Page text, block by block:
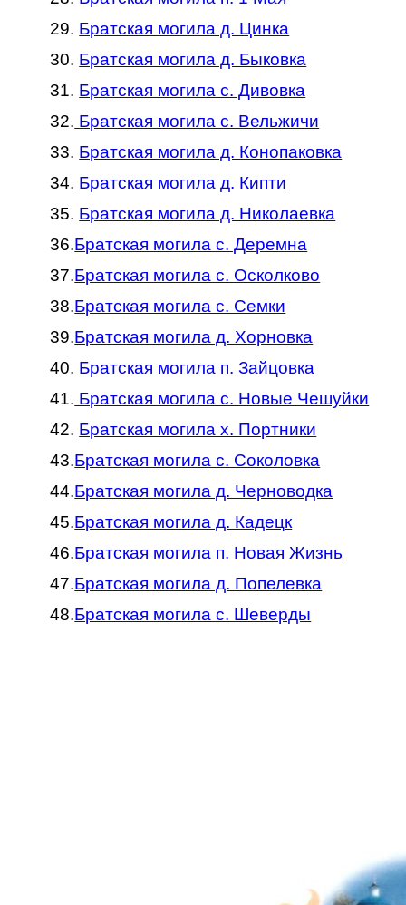
29. Братская могила д. Цинка
30. Братская могила д. Быковка
31. Братская могила с. Дивовка
32. Братская могила с. Вельжичи
33. Братская могила д. Конопаковка
34. Братская могила д. Кипти
35. Братская могила д. Николаевка
36.Братская могила с. Деремна
37.Братская могила с. Осколково
38.Братская могила с. Семки
39.Братская могила д. Хорновка
40. Братская могила п. Зайцовка
41. Братская могила с. Новые Чешуйки
42. Братская могила х. Портники
43.Братская могила с. Соколовка
44.Братская могила д. Черноводка
45.Братская могила д. Кадецк
46.Братская могила п. Новая Жизнь
47.Братская могила д. Попелевка
48.Братская могила с. Шеверды